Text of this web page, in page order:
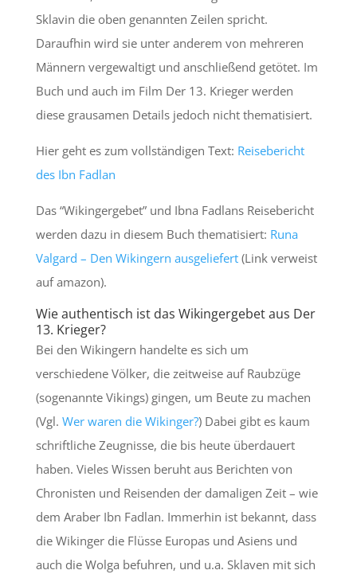
Sklavin die oben genannten Zeilen spricht.
Daraufhin wird sie unter anderem von mehreren
Männern vergewaltigt und anschließend getötet. Im
Buch und auch im Film Der 13. Krieger werden
diese grausamen Details jedoch nicht thematisiert.
Hier geht es zum vollständigen Text: Reisebericht
des Ibn Fadlan
Das “Wikingergebet” und Ibna Fadlans Reisebericht
werden dazu in diesem Buch thematisiert: Runa
Valgard – Den Wikingern ausgeliefert(Link verweist
auf amazon).
Wie authentisch ist das Wikingergebet aus Der
13. Krieger?
Bei den Wikingern handelte es sich um
verschiedene Völker, die zeitweise auf Raubzüge
(sogenannte Vikings) gingen, um Beute zu machen
(Vgl. Wer waren die Wikinger?) Dabei gibt es kaum
schriftliche Zeugnisse, die bis heute überdauert
haben. Vieles Wissen beruht aus Berichten von
Chronisten und Reisenden der damaligen Zeit – wie
dem Araber Ibn Fadlan. Immerhin ist bekannt, dass
die Wikinger die Flüsse Europas und Asiens und
auch die Wolga befuhren, und u.a. Sklaven mit sich